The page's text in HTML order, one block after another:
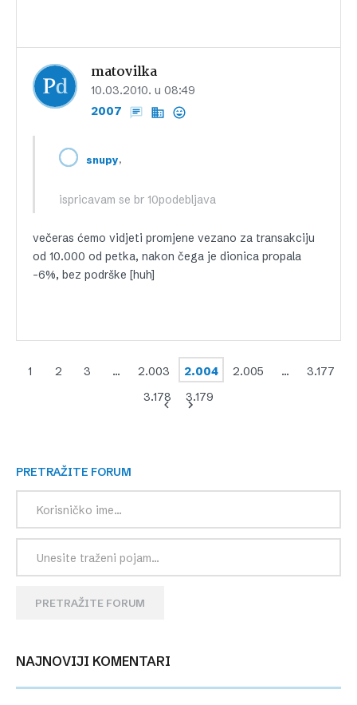
matovilka
10.03.2010. u 08:49
2007
snupy,
ispricavam se br 10podebljava
večeras ćemo vidjeti promjene vezano za transakciju
od 10.000 od petka, nakon čega je dionica propala
-6%, bez podrške [huh]
1 2 3 … 2.003 2.004 2.005 …
3.177
3.178
3.179
PRETRAŽITE FORUM
PRETRAŽITE FORUM
NAJNOVIJI KOMENTARI